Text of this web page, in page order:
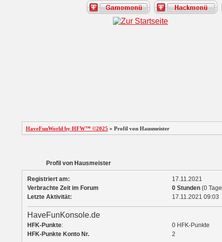
HaveFunWorld by HFW™ ©2025 » Profil von Hausmeister
Profil von Hausmeister
Registriert am:
17.11.2021
Verbrachte Zeit im Forum
0 Stunden (0
Letzte Aktivität:
17.11.2021 09:03
HaveFunKonsole.de
HFK-Punkte:
0 HFK-Punkte
HFK-Punkte Konto Nr.
2